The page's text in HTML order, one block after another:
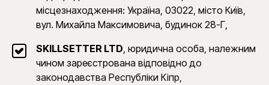
місцезнаходження: Україна, 03022, місто Київ,
вул. Михайла Максимовича, будинок 28-Г,
SKILLSETTER LTD, юридична особа, належним
чином зареєстрована відповідно до
законодавства Республіки Кіпр,